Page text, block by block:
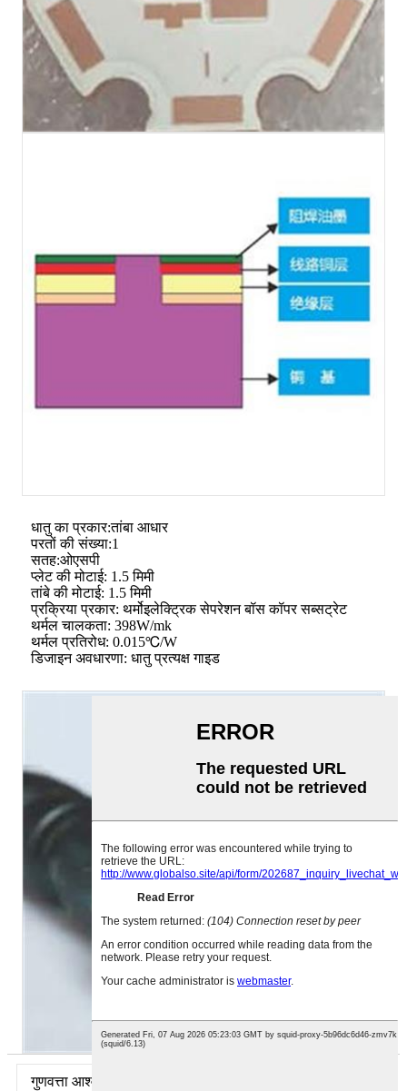
धातु का प्रकार:तांबा आधार
परतों की संख्या:1
सतह:ओएसपी
प्लेट की मोटाई: 1.5 मिमी
तांबे की मोटाई: 1.5 मिमी
प्रक्रिया प्रकार: थर्मोइलेक्ट्रिक सेपरेशन बॉस कॉपर सब्सट्रेट
थर्मल चालकता: 398W/mk
थर्मल प्रतिरोध: 0.015℃/W
डिजाइन अवधारणा: धातु प्रत्यक्ष गाइड
गुणवत्ता आश्वासन